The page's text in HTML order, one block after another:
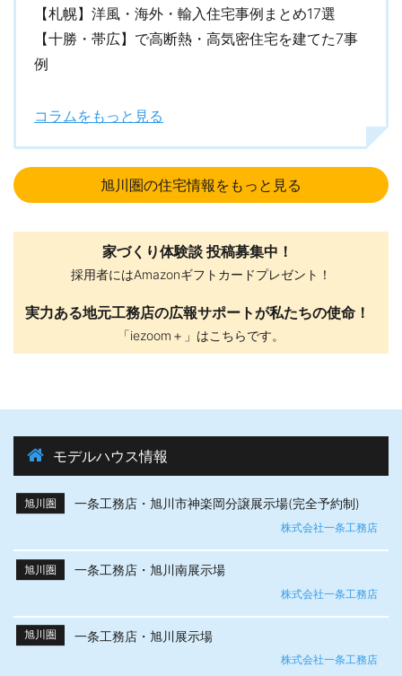
【札幌】洋風・海外・輸入住宅事例まとめ17選
【十勝・帯広】で高断熱・高気密住宅を建てた7事
例
コラムをもっと見る
旭川圏の住宅情報をもっと見る
家づくり体験談 投稿募集中！
採用者にはAmazonギフトカードプレゼント！
実力ある地元工務店の広報サポートが私たちの使命！
「iezoom＋」はこちらです。
モデルハウス情報
旭川圏 一条工務店・旭川市神楽岡分譲展示場(完全予約制)
株式会社一条工務店
旭川圏 一条工務店・旭川南展示場
株式会社一条工務店
旭川圏 一条工務店・旭川展示場
株式会社一条工務店